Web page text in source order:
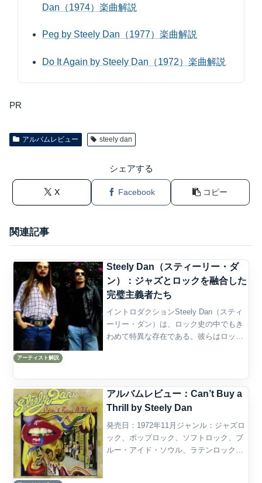
Dan（1974）楽曲解説
Peg by Steely Dan（1977）楽曲解説
Do It Again by Steely Dan（1972）楽曲解説
PR
アルバムレビュー steely dan
シェアする
X Facebook コピー
関連記事
アーティスト解説
Steely Dan（スティーリー・ダ
ン）：ジャズとロックを融合した
完璧主義者たち
イントロダクションSteely Dan（スティ
ーリー・ダン）は、ロック史の中でもき
わめて特異な存在である。彼らはロック
て汗を飛ばすよ...
アルバムレビュー：Can’t Buy a
Thrill by Steely Dan
発売日：1972年11月ジャンル：ジャズロ
ック、ポップロック、ソフトロック、ブ
ルー・アイド・ソウル、ラテンロック、